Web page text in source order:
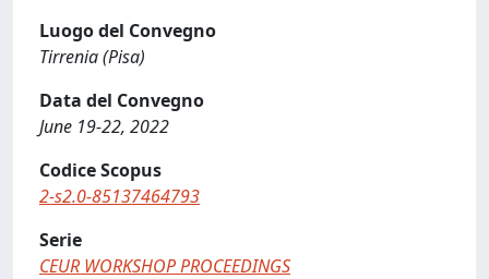
Luogo del Convegno
Tirrenia (Pisa)
Data del Convegno
June 19-22, 2022
Codice Scopus
2-s2.0-85137464793
Serie
CEUR WORKSHOP PROCEEDINGS